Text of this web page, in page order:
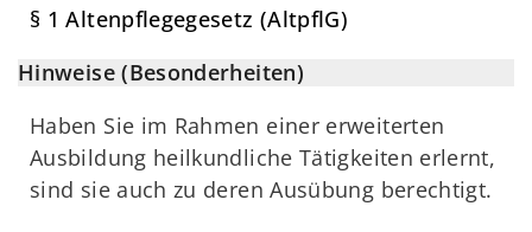
§ 1 Altenpflegegesetz (AltpflG)
Hinweise (Besonderheiten)
Haben Sie im Rahmen einer erweiterten
Ausbildung heilkundliche Tätigkeiten erlernt,
sind sie auch zu deren Ausübung berechtigt.